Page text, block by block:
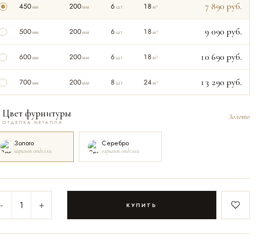
450мм 200мм 6 шт 18 м² 7 890 руб.
500мм 200мм 6 шт 18 м² 9 090руб.
600мм 200мм 6 шт 18 м² 10 690руб.
700мм 200мм 8 шт 24м² 13 290руб.
Цвет фурнитуры
ОТДЕЛКА МЕТАЛЛА
Золото
Золото
вариант отделки
Серебро
вариант отделки
- + КУПИТЬ В закладки